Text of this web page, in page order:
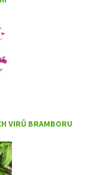
VIRŮ BRAMBORU